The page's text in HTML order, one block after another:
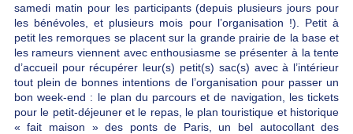
samedi matin pour les participants (depuis plusieurs jours pour
les bénévoles, et plusieurs mois pour l’organisation !). Petit à
petit les remorques se placent sur la grande prairie de la base et
les rameurs viennent avec enthousiasme se présenter à la tente
d’accueil pour récupérer leur(s) petit(s) sac(s) avec à l’intérieur
tout plein de bonnes intentions de l’organisation pour passer un
bon week-end : le plan du parcours et de navigation, les tickets
pour le petit-déjeuner et le repas, le plan touristique et historique
« fait maison » des ponts de Paris, un bel autocollant des